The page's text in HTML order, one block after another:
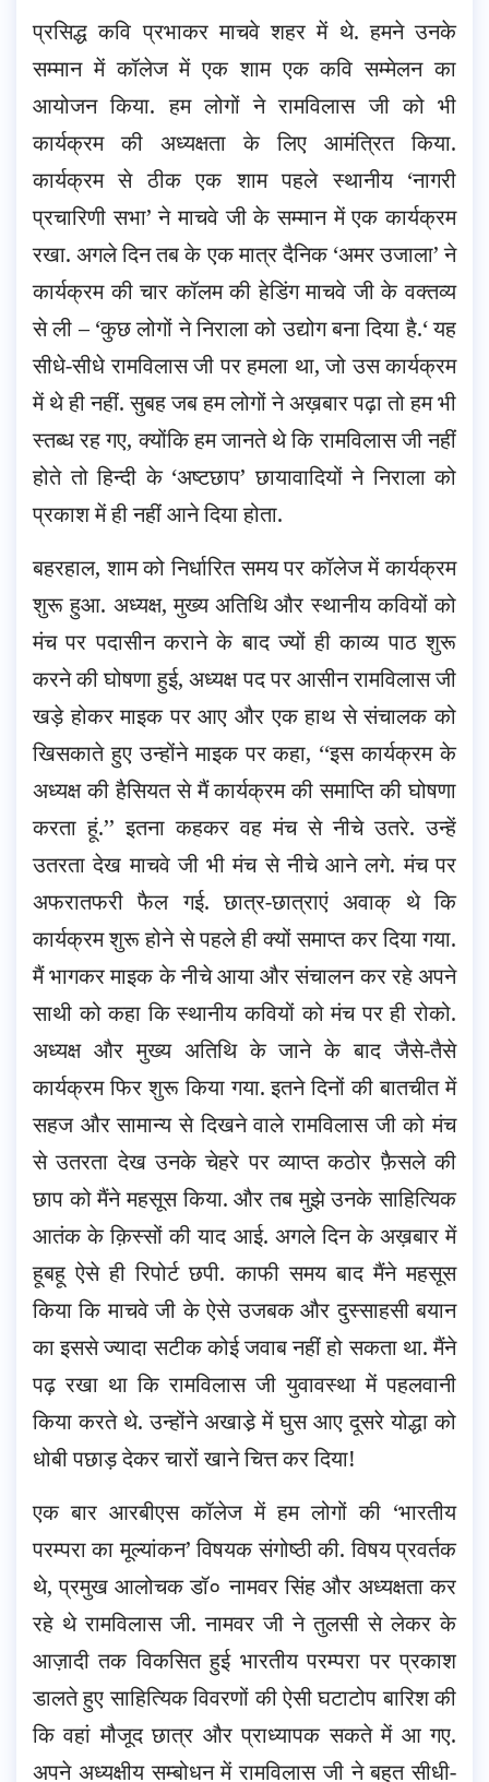
प्रसिद्ध कवि प्रभाकर माचवे शहर में थे. हमने उनके
सम्मान में कॉलेज में एक शाम एक कवि सम्मेलन का
आयोजन किया. हम लोगों ने रामविलास जी को भी
कार्यक्रम की अध्यक्षता के लिए आमंत्रित किया.
कार्यक्रम से ठीक एक शाम पहले स्थानीय ‘नागरी
प्रचारिणी सभा’ ने माचवे जी के सम्मान में एक कार्यक्रम
रखा. अगले दिन तब के एक मात्र दैनिक ‘अमर उजाला’ ने
कार्यक्रम की चार कॉलम की हेडिंग माचवे जी के वक्तव्य
से ली – ‘कुछ लोगों ने निराला को उद्योग बना दिया है.‘ यह
सीधे-सीधे रामविलास जी पर हमला था, जो उस कार्यक्रम
में थे ही नहीं. सुबह जब हम लोगों ने अख़बार पढ़ा तो हम भी
स्तब्ध रह गए, क्योंकि हम जानते थे कि रामविलास जी नहीं
होते तो हिन्दी के ‘अष्टछाप’ छायावादियों ने निराला को
प्रकाश में ही नहीं आने दिया होता.
बहरहाल, शाम को निर्धारित समय पर कॉलेज में कार्यक्रम
शुरू हुआ. अध्यक्ष, मुख्य अतिथि और स्थानीय कवियों को
मंच पर पदासीन कराने के बाद ज्यों ही काव्य पाठ शुरू
करने की घोषणा हुई, अध्यक्ष पद पर आसीन रामविलास जी
खड़े होकर माइक पर आए और एक हाथ से संचालक को
खिसकाते हुए उन्होंने माइक पर कहा, ‘‘इस कार्यक्रम के
अध्यक्ष की हैसियत से मैं कार्यक्रम की समाप्ति की घोषणा
करता हूं.’’ इतना कहकर वह मंच से नीचे उतरे. उन्हें
उतरता देख माचवे जी भी मंच से नीचे आने लगे. मंच पर
अफरातफरी फैल गई. छात्र-छात्राएं अवाक् थे कि
कार्यक्रम शुरू होने से पहले ही क्यों समाप्त कर दिया गया.
मैं भागकर माइक के नीचे आया और संचालन कर रहे अपने
साथी को कहा कि स्थानीय कवियों को मंच पर ही रोको.
अध्यक्ष और मुख्य अतिथि के जाने के बाद जैसे-तैसे
कार्यक्रम फिर शुरू किया गया. इतने दिनों की बातचीत में
सहज और सामान्य से दिखने वाले रामविलास जी को मंच
से उतरता देख उनके चेहरे पर व्याप्त कठोर फ़ैसले की
छाप को मैंने महसूस किया. और तब मुझे उनके साहित्यिक
आतंक के क़िस्सों की याद आई. अगले दिन के अख़बार में
हूबहू ऐसे ही रिपोर्ट छपी. काफी समय बाद मैंने महसूस
किया कि माचवे जी के ऐसे उजबक और दुस्साहसी बयान
का इससे ज्यादा सटीक कोई जवाब नहीं हो सकता था. मैंने
पढ़ रखा था कि रामविलास जी युवावस्था में पहलवानी
किया करते थे. उन्होंने अखाडे़ में घुस आए दूसरे योद्धा को
धोबी पछाड़ देकर चारों खाने चित्त कर दिया!
एक बार आरबीएस कॉलेज में हम लोगों की ‘भारतीय
परम्परा का मूल्यांकन’ विषयक संगोष्ठी की. विषय प्रवर्तक
थे, प्रमुख आलोचक डॉ० नामवर सिंह और अध्यक्षता कर
रहे थे रामविलास जी. नामवर जी ने तुलसी से लेकर के
आज़ादी तक विकसित हुई भारतीय परम्परा पर प्रकाश
डालते हुए साहित्यिक विवरणों की ऐसी घटाटोप बारिश की
कि वहां मौजूद छात्र और प्राध्यापक सकते में आ गए.
अपने अध्यक्षीय सम्बोधन में रामविलास जी ने बहुत सीधी-